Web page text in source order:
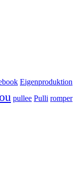
Eigenproduktion
pullee Pulli romper